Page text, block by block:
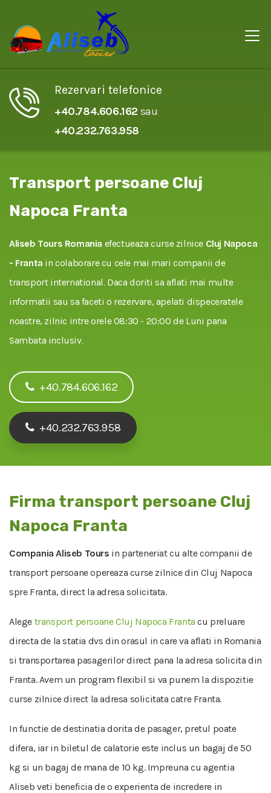
Rezervari telefonice
+40.784.606.162 sau
+40.232.763.958
Transport persoane Cluj
Napoca Franta
Aliseb Tours Romania efectueaza curse zilnice Cluj Napoca
- Franta in colaborare cu cele mai mari companii de
transport international. Daca doriti sa aflati mai multe
informatii sau sa faceti o rezervare, apelati dispeceratele
noastre, zilnic intre orele 08:30 - 20:00 de Luni pana
Sambata inclusiv.
+40.784.606.162
+40.232.763.958
Firma transport persoane Cluj
Napoca Franta
Compania Aliseb Tours in parteneriat cu alte companii de
transport persoane opereaza curse zilnice din Cluj Napoca
spre Franta, direct la adresa solicitata.
Alege transport persoane Cluj Napoca Franta cu preluare
directa de la statia dvs din orasul in care va aflati in Romania
si transportarea pasagerilor direct pana la adresa solicita din
Franta. Avem un program flexibil si va punem la dispozitie
curse zilnice direct la adresa solicitata catre Franta.
In functie de destinatia dorita de pasager, pretul poate
difera, iar in biletul de calatorie este inclus un bagaj de 50
kg si un bagaj de mana de 10 kg. Impreuna cu agentia
Aliseb veti beneficia de o experienta de incredere in